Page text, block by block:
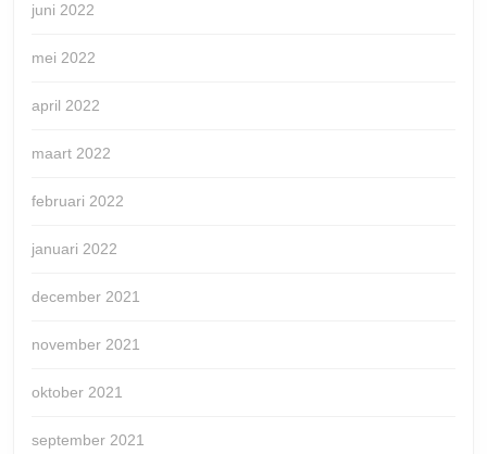
juni 2022
mei 2022
april 2022
maart 2022
februari 2022
januari 2022
december 2021
november 2021
oktober 2021
september 2021